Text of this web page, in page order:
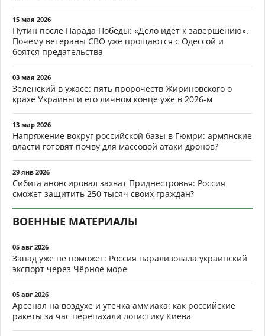
15 мая 2026
Путин после Парада Победы: «Дело идёт к завершению».
Почему ветераны СВО уже прощаются с Одессой и
боятся предательства
03 мая 2026
Зеленский в ужасе: пять пророчеств Жириновского о
крахе Украины и его личном конце уже в 2026-м
13 мар 2026
Напряжение вокруг российской базы в Гюмри: армянские
власти готовят почву для массовой атаки дронов?
29 янв 2026
Сибига анонсировал захват Приднестровья: Россия
сможет защитить 250 тысяч своих граждан?
ВОЕННЫЕ МАТЕРИАЛЫ
05 авг 2026
Запад уже не поможет: Россия парализовала украинский
экспорт через Чёрное море
05 авг 2026
Арсенал на воздухе и утечка аммиака: как российские
ракеты за час перепахали логистику Киева